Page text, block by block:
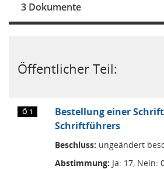
3 Dokumente
Öffentlicher Teil:
Ö 1
Bestellung einer
Schriftführers
Beschluss: ungeändert
Abstimmung: Ja: 17, Nein: